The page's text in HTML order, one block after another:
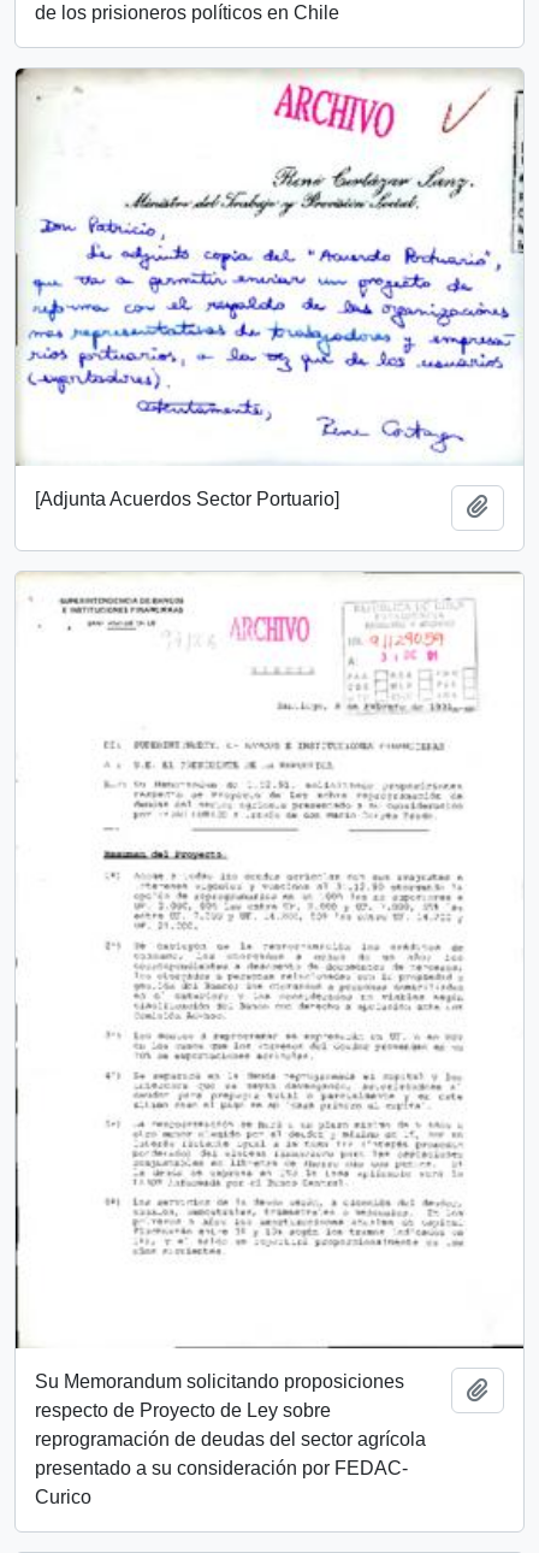
de los prisioneros políticos en Chile
[Adjunta Acuerdos Sector Portuario]
Su Memorandum solicitando proposiciones
respecto de Proyecto de Ley sobre
reprogramación de deudas del sector agrícola
presentado a su consideración por FEDAC-
Curico